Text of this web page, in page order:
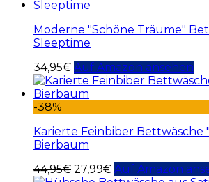
Moderne "Schöne Träume"
Sleeptime
34,95€ Auf Amazon ansehen
-38%
Karierte Feinbiber Bettwäsche
Bierbaum
44,95€ 27,99€ Auf Amazon